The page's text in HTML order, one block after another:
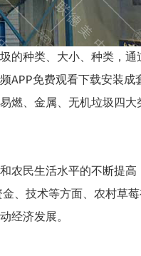
的种类、大小、种类，
免费观看下载安装
燃、金属、无机垃圾四
农民生活水平的不断提
、技术等方面、农村草
经济发展。